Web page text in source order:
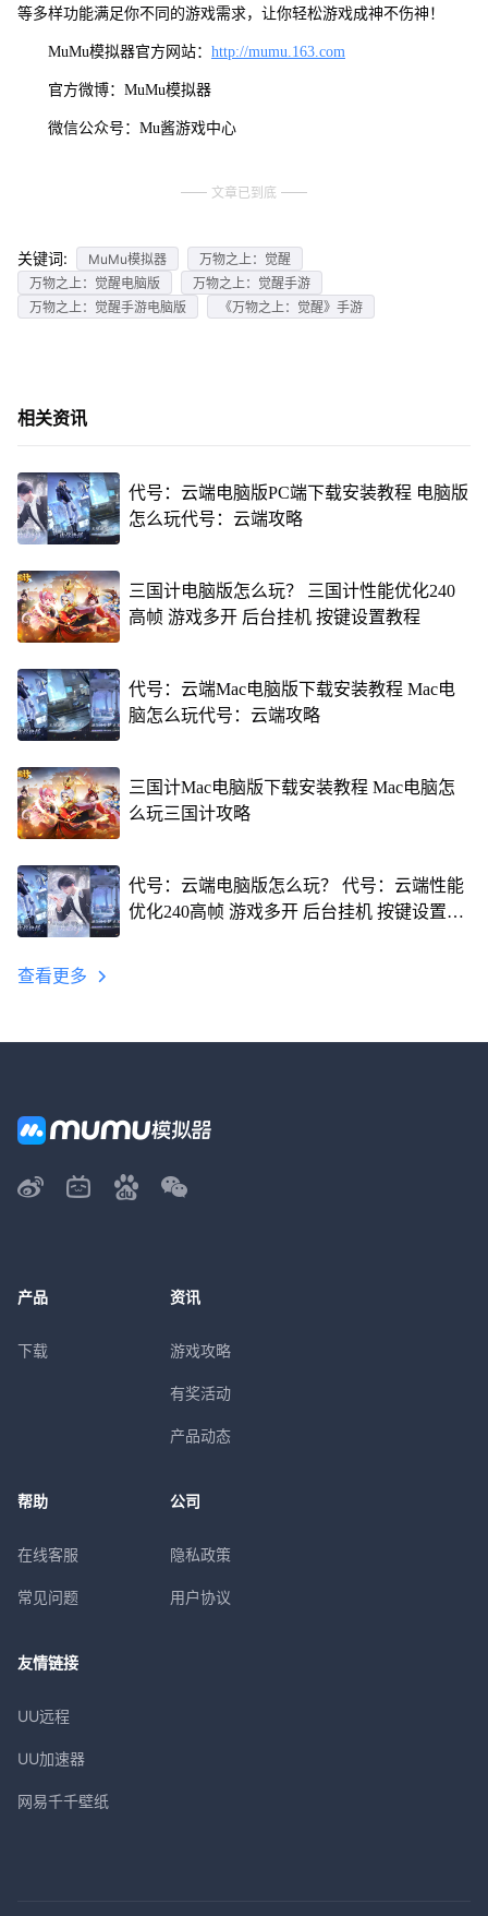
等多样功能满足你不同的游戏需求，让你轻松游戏成神不伤神！
MuMu模拟器官方网站： http://mumu.163.com
官方微博：MuMu模拟器
微信公众号：Mu酱游戏中心
文章已到底
关键词: MuMu模拟器
万物之上：觉醒
万物之上：觉醒电脑版
万物之上：觉醒手游
万物之上：觉醒手游电脑版
《万物之上：觉醒》手游
相关资讯
代号：云端电脑版PC端下载安装教程 电脑版
怎么玩代号：云端攻略
三国计电脑版怎么玩？ 三国计性能优化240
高帧 游戏多开 后台挂机 按键设置教程
代号：云端Mac电脑版下载安装教程 Mac电
脑怎么玩代号：云端攻略
三国计Mac电脑版下载安装教程 Mac电脑怎
么玩三国计攻略
代号：云端电脑版怎么玩？ 代号：云端性能
优化240高帧 游戏多开 后台挂机 按键设置教
查看更多
产品
下载
资讯
游戏攻略
有奖活动
产品动态
帮助
在线客服
常见问题
公司
隐私政策
用户协议
友情链接
UU远程
UU加速器
网易千千壁纸